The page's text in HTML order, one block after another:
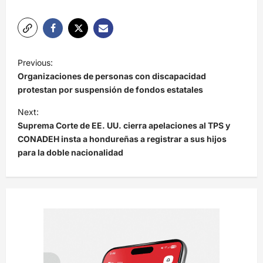
N
a
v
e
g
a
Previous:
Organizaciones de personas con discapacidad
protestan por suspensión de fondos estatales
Next:
Suprema Corte de EE. UU. cierra apelaciones al TPS y
CONADEH insta a hondureñas a registrar a sus hijos
para la doble nacionalidad